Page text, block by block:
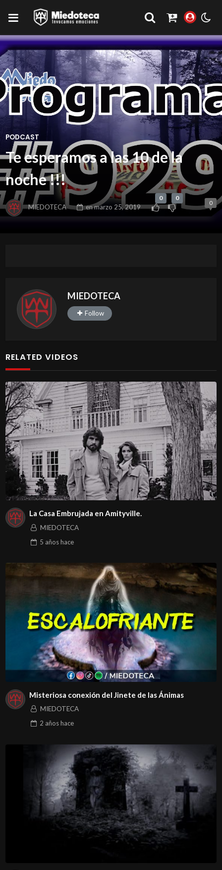
PODCAST
Te esperamos a las 10 de la
noche !!!
MIEDOTECA enmarzo 25, 2019
0 0
0
MIEDOTECA
Follow
RELATED VIDEOS
La Casa Embrujada en Amityville.
MIEDOTECA
5 añoshace
Misteriosa conexión del Jinete de las Ánimas
MIEDOTECA
2 añoshace